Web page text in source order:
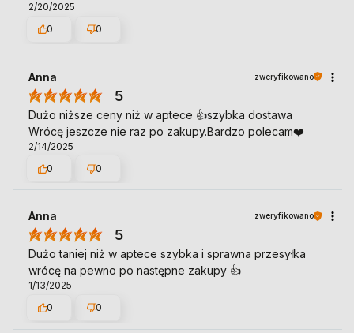
2/20/2025
0
0
Anna zweryfikowano
5
Dużo niższe ceny niż w aptece 👍️szybka dostawa
Wrócę jeszcze nie raz po zakupy.Bardzo polecam❤️
2/14/2025
0
0
Anna zweryfikowano
5
Dużo taniej niż w aptece szybka i sprawna przesyłka
wrócę na pewno po następne zakupy 👍️
1/13/2025
0
0